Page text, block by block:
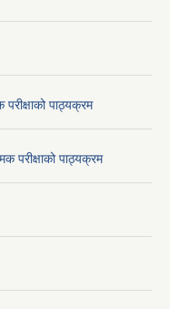
पाठ्यक्रम
परीक्षाको पाठ्यक्रम